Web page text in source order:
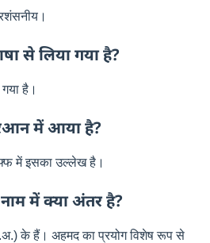
से लिया गया है?
है।
में आया है?
में इसका उल्लेख है।
में क्या अंतर है?
के हैं। अहमद का प्रयोग विशेष रूप से